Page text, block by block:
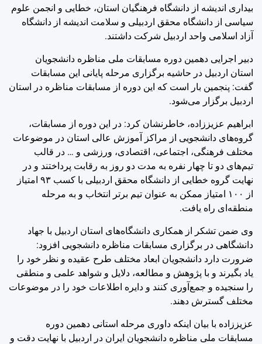
بیداری اندیشه از دانشگاه فرهنگیان استان، خطایی و انجمن علوم
سیاسی از دانشگاه محقق اردبیلی و سلامت اندیشه از دانشگاه
آزاد اسلامی واحد اردبیل شرکت داشتند.
دبیر اجرایی دهمین دوره مسابقات ملی مناظره دانشجویان
استان اردبیل در حاشیه برگزاری مرحله پایانی این مسابقات
گفت: پنجمین بار است که این دوره از مسابقات مناظره در استان
اردبیل برگزار می‌شود.
ابراهیم عزیززاده، خاطرنشان کرد: در این دوره از مسابقات،
گروه‌های دانشجویی از مراکز آموزش عالی استان در موضوعات
مختلف فرهنگی، اجتماعی، اقتصادی، ورزشی و … در قالب
تیم‌های دو تا چهار نفره به مدت دو روز به رقابت پرداختند و در
نهایت گروه خطایی از دانشگاه محقق اردبیلی با کسب ۹۳ امتیاز
از ۱۰۰ امتیاز ممکن به عنوان تیم برتر انتخاب و به مرحله
منطقه‌ای راه یافت.
وی ضمن تشکر از همکاری دانشگاه‌های استان اردبیل با جهاد
دانشگاهی در برگزاری مسابقات مناظره دانشجویی افزود:
ضرورت دارد دانشجویان ابعاد مختلف طرح عقیده و نظر خود را
یاد بگیرند و با پژوهش و مطالعه، دلایل و شواهد علمی و منطقی
را سنجیده و جمع‌آوری کنند و دایره اطلاعات خود را در موضوعات
مختلف گسترش دهند.
عزیززاده با بیان اینکه داوری مرحله استانی دهمین دوره
مسابقات ملی مناظره دانشجویان ایران در اردبیل با نهایت دقت و